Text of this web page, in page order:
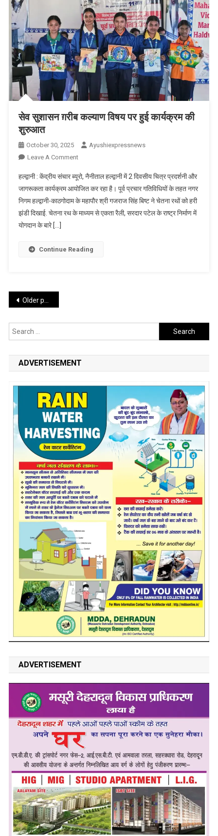
प्रबंधन
की
बारीकियों
का
करेगा
अध्ययन
सेव सुशासन ग़रीब कल्याण विषय पर हुई कार्यक्रम की
शुरुआत
October 30, 2025
Ayushiexpressnews
Leave A CommentOn
सुशासन
ग़रीब
कल्याण
विषय
कार्यक्रम
हल्द्वानी : केंद्रीय संचार ब्यूरो, नैनीताल हल्द्वानी में 2 दिवसीय चित्र प्रदर्शनी और
जागरूकता कार्यक्रम आयोजित कर रहा है। पूर्व प्रचार गतिविधियों के तहत नगर
निगम हल्द्वानी-काठगोदाम के महापौर श्री गजराज सिंह बिष्ट ने चेतना रथों को हरी
झंडी दिखाई. चेतना रथ के माध्यम से एकता रैली, सरदार पटेल के राष्ट्र निर्माण में
योगदान के बारे […]
Continue Reading
Posts
navigation
Older posts
Search
for:
ADVERTISEMENT
ADVERTISEMENT